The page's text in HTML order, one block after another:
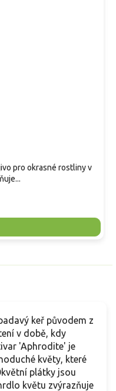
pro okrasné rostliny v
keř původem z
v době, kdy
'Aphrodite' je
květy, které
plátky jsou
květu zvýrazňuje